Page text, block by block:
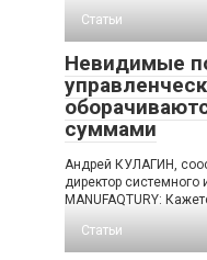
Статьи
Невидимые
суммами
Андрей КУЛАГИН,
директор системного
MANUFAQTURY:
Статьи